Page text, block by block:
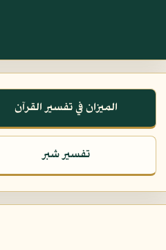
الميزان في تفسير القرآن
تفسير شبر